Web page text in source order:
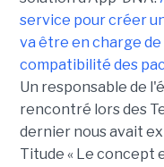
service pour créer
va être en charge
compatibilité des
Un responsable de
rencontré lors des
dernier nous avait
Titude « Le concept